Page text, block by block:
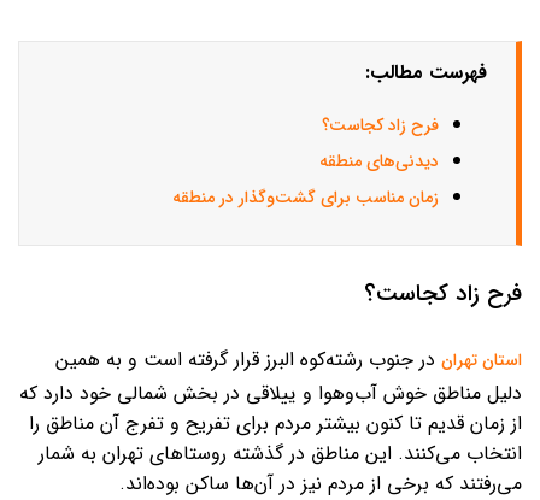
فهرست مطالب:
فرح زاد کجاست؟
دیدنی‌های منطقه
زمان مناسب برای گشت‌وگذار در منطقه
فرح زاد کجاست؟
استان تهران در جنوب رشته‌کوه البرز قرار گرفته است و به ‌همین
دلیل مناطق خوش آب‌وهوا و ییلاقی در بخش شمالی خود دارد که
از زمان قدیم تا کنون بیشتر مردم برای تفریح و تفرج آن‌ مناطق را
انتخاب می‌کنند. این مناطق در گذشته روستاهای تهران به ‌شمار
می‌رفتند که برخی از مردم نیز در آن‌ها ساکن بوده‌اند.